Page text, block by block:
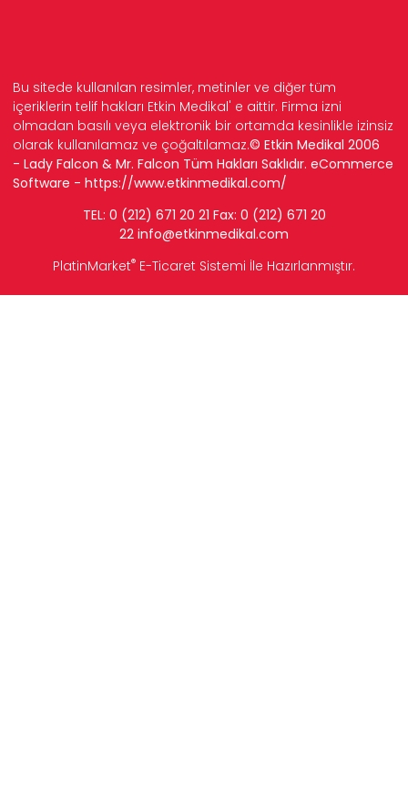
Bu sitede kullanılan resimler, metinler ve diğer tüm
içeriklerin telif hakları Etkin Medikal' e aittir. Firma izni
olmadan basılı veya elektronik bir ortamda kesinlikle izinsiz
olarak kullanılamaz ve çoğaltılamaz.© Etkin Medikal 2006
- Lady Falcon & Mr. Falcon Tüm Hakları Saklıdır. eCommerce
Software - https://www.etkinmedikal.com/
TEL: 0 (212) 671 20 21 Fax: 0 (212) 671 20
22 info@etkinmedikal.com
PlatinMarket® E-Ticaret Sistemi İle Hazırlanmıştır.